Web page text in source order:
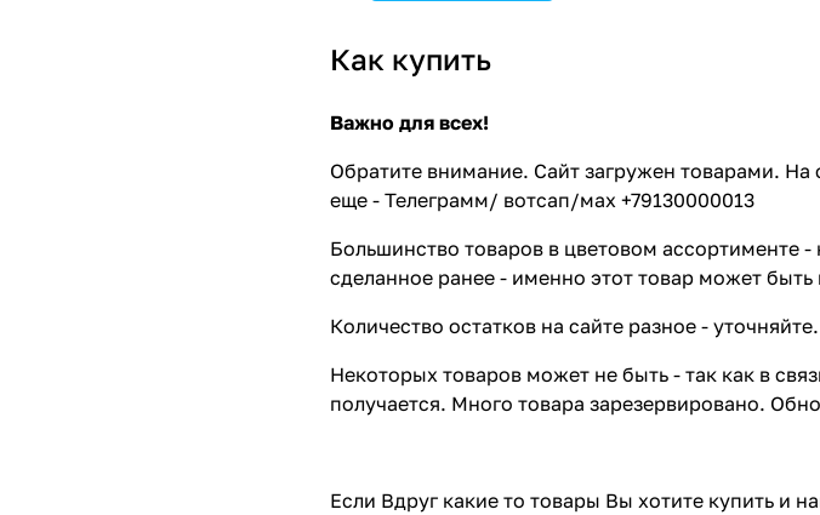
Как купить
Важно для всех!
Обратите внимание. Сайт загружен товарами.
еще - Телеграмм/ вотсап/мах +79130000013
Большинство товаров в цветовом ассортименте
сделанное ранее - именно этот товар может
Количество остатков на сайте разное - уточняйте.
Некоторых товаров может не быть - так как в
получается. Много товара зарезервировано.
Если Вдруг какие то товары Вы хотите купить и